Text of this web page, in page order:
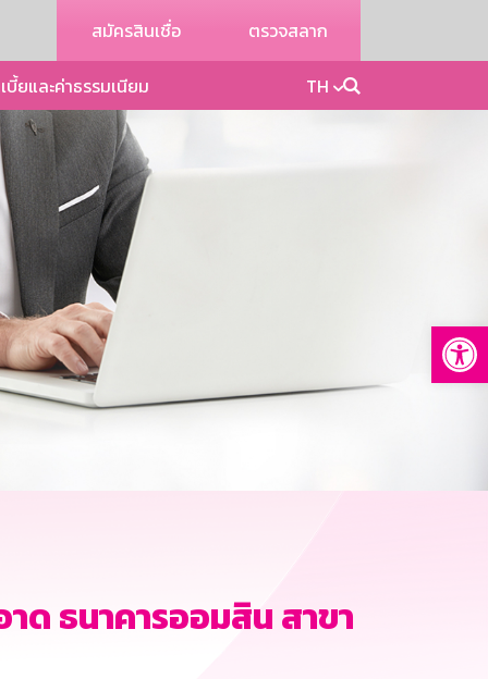
สมัครสินเชื่อ ตรวจสลาก
บี้ยและค่าธรรมเนียม TH
าด ธนาคารออมสิน สาขา